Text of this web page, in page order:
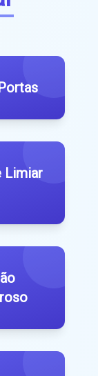
Limiar